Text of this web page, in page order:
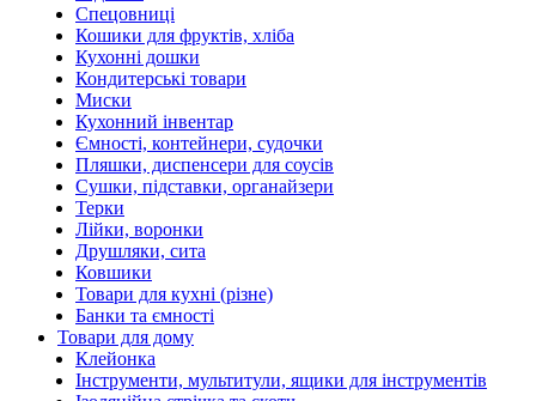
Спецовниці
Кошики для фруктів, хліба
Кухонні дошки
Кондитерські товари
Миски
Кухонний інвентар
Ємності, контейнери, судочки
Пляшки, диспенсери для соусів
Сушки, підставки, органайзери
Терки
Лійки, воронки
Друшляки, сита
Ковшики
Товари для кухні (різне)
Банки та ємності
Товари для дому
Клейонка
Інструменти, мультитули, ящики для інструментів